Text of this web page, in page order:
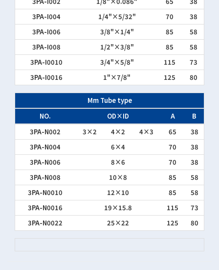
3PA-I004
1/4"×5/32" 70
38
3PA-I006
3/8"×1/4" 85
58
3PA-I008
1/2"×3/8" 85
58
3PA-I0010
3/4"×5/8" 115
73
3PA-I0016
1"×7/8" 125 80
Mm Tube type
NO.
OD×ID A
B
3PA-N002
3×2 4×2 4×3 65
38
3PA-N004
6×4 70
38
3PA-N006
8×6 70
38
3PA-N008
10×8 85
58
3PA-N0010
12×10 85
58
3PA-N0016
19×15.8 115
73
3PA-N0022
25×22 125 80